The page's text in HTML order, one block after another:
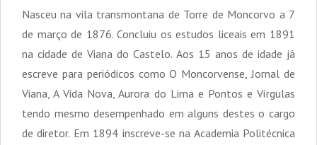
Nasceu na vila transmontana de Torre de Moncorvo a 7
de março de 1876. Concluiu os estudos liceais em 1891
na cidade de Viana do Castelo. Aos 15 anos de idade já
escreve para periódicos como O Moncorvense, Jornal de
Viana, A Vida Nova, Aurora do Lima e Pontos e Vírgulas
tendo mesmo desempenhado em alguns destes o cargo
de diretor. Em 1894 inscreve-se na Academia Politécnica